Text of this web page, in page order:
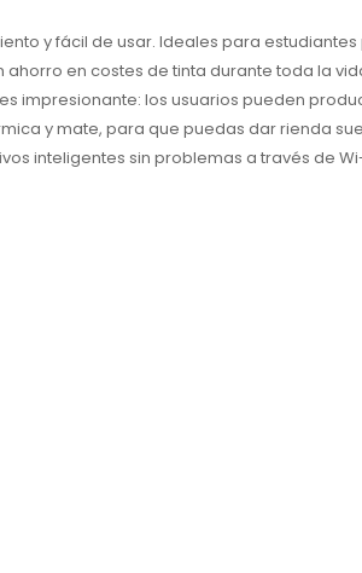
y fácil de usar. Ideales para
en costes de tinta durante toda la
impresionante: los usuarios pueden
y mate, para que puedas dar rienda
inteligentes sin problemas a través de